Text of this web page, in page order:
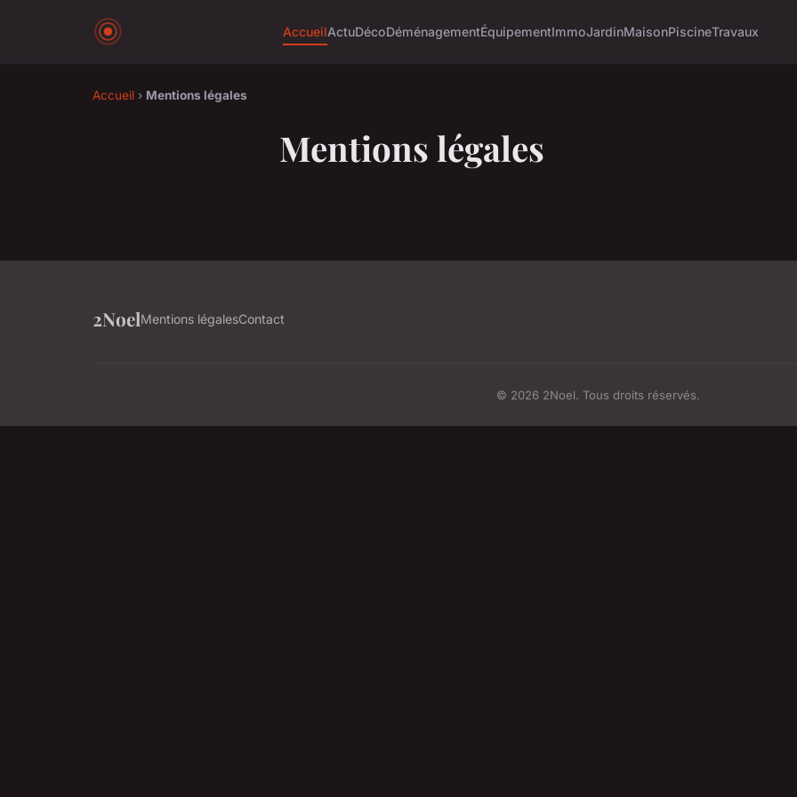
AccueilActuDécoDéménagementÉquipementImmoJardinMaisonPiscineTravaux
Accueil › Mentions légales
Mentions légales
2NoelMentions légalesContact
© 2026 2Noel. Tous droits réservés.